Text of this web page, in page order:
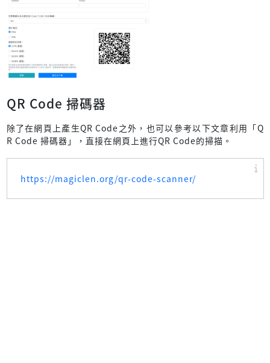
QR Code 掃碼器
除了在網頁上產生QR Code之外，也可以參考以下文章利用「Q
R Code 掃碼器」，直接在網頁上進行QR Code的掃描。
https://magiclen.org/qr-code-scanner/